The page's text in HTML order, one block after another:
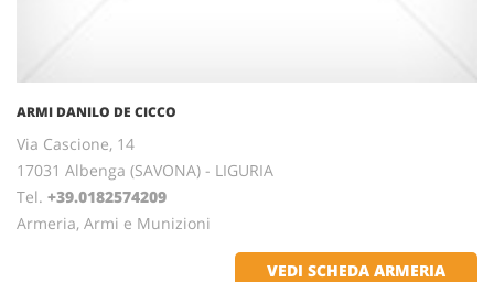
ARMI DANILO DE CICCO
Via Cascione, 14
17031 Albenga (SAVONA) - LIGURIA
Tel. +39.0182574209
Armeria, Armi e Munizioni
VEDI SCHEDA ARMERIA